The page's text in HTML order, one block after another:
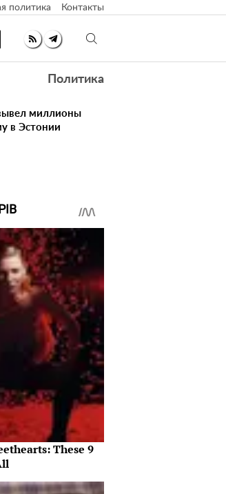
политика Контакты
Политика
миллионы
в Эстонии
These 9